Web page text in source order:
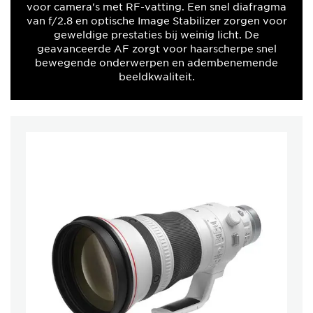
voor camera's met RF-vatting. Een snel diafragma
van f/2.8 en optische Image Stabilizer zorgen voor
geweldige prestaties bij weinig licht. De
geavanceerde AF zorgt voor haarscherpe snel
bewegende onderwerpen en adembenemende
beeldkwaliteit.